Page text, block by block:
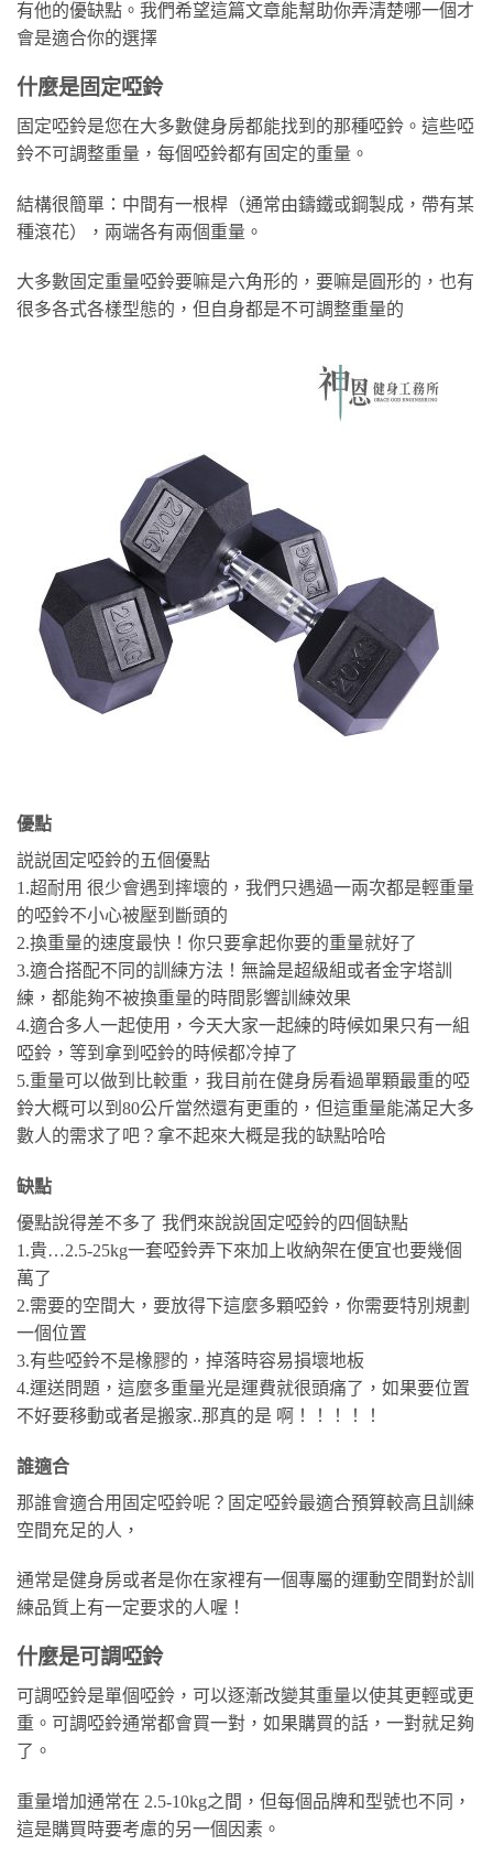
有他的優缺點。我們希望這篇文章能幫助你弄清楚哪一個才
會是適合你的選擇
什麼是固定啞鈴
固定啞鈴是您在大多數健身房都能找到的那種啞鈴。這些啞
鈴不可調整重量，每個啞鈴都有固定的重量。
結構很簡單：中間有一根桿（通常由鑄鐵或鋼製成，帶有某
種滾花），兩端各有兩個重量。
大多數固定重量啞鈴要嘛是六角形的，要嘛是圓形的，也有
很多各式各樣型態的，但自身都是不可調整重量的
優點
説説固定啞鈴的五個優點
1.超耐用 很少會遇到摔壞的，我們只遇過一兩次都是輕重量
的啞鈴不小心被壓到斷頭的
2.換重量的速度最快！你只要拿起你要的重量就好了
3.適合搭配不同的訓練方法！無論是超級組或者金字塔訓
練，都能夠不被換重量的時間影響訓練效果
4.適合多人一起使用，今天大家一起練的時候如果只有一組
啞鈴，等到拿到啞鈴的時候都冷掉了
5.重量可以做到比較重，我目前在健身房看過單顆最重的啞
鈴大概可以到80公斤當然還有更重的，但這重量能滿足大多
數人的需求了吧？拿不起來大概是我的缺點哈哈
缺點
優點說得差不多了 我們來說說固定啞鈴的四個缺點
1.貴…2.5-25kg一套啞鈴弄下來加上收納架在便宜也要幾個
萬了
2.需要的空間大，要放得下這麼多顆啞鈴，你需要特別規劃
一個位置
3.有些啞鈴不是橡膠的，掉落時容易損壞地板
4.運送問題，這麼多重量光是運費就很頭痛了，如果要位置
不好要移動或者是搬家..那真的是 啊！！！！！
誰適合
那誰會適合用固定啞鈴呢？固定啞鈴最適合預算較高且訓練
空間充足的人，
通常是健身房或者是你在家裡有一個專屬的運動空間對於訓
練品質上有一定要求的人喔！
什麼是可調啞鈴
可調啞鈴是單個啞鈴，可以逐漸改變其重量以使其更輕或更
重。可調啞鈴通常都會買一對，如果購買的話，一對就足夠
了。
重量增加通常在 2.5-10kg之間，但每個品牌和型號也不同，
這是購買時要考慮的另一個因素。